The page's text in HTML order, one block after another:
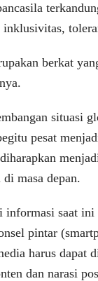
berkat
situasi
pesat
masa depan.
informasi saat
pintar
harus dapat
dan narasi